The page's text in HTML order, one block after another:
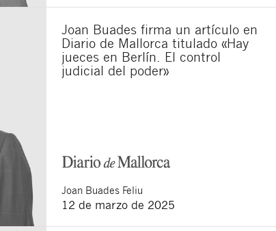
Joan Buades firma un artículo en
Diario de Mallorca titulado «Hay
jueces en Berlín. El control
judicial del poder»
Joan Buades Feliu
12 de marzo de 2025
del tratamiento
así como